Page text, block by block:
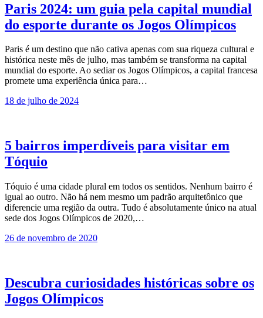
Paris 2024: um guia pela capital mundial
do esporte durante os Jogos Olímpicos
Paris é um destino que não cativa apenas com sua riqueza cultural e
histórica neste mês de julho, mas também se transforma na capital
mundial do esporte. Ao sediar os Jogos Olímpicos, a capital francesa
promete uma experiência única para…
18 de julho de 2024
5 bairros imperdíveis para visitar em
Tóquio
Tóquio é uma cidade plural em todos os sentidos. Nenhum bairro é
igual ao outro. Não há nem mesmo um padrão arquitetônico que
diferencie uma região da outra. Tudo é absolutamente único na atual
sede dos Jogos Olímpicos de 2020,…
26 de novembro de 2020
Descubra curiosidades históricas sobre os
Jogos Olímpicos